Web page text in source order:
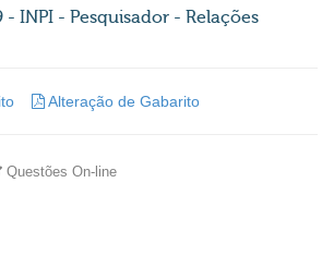
- INPI - Pesquisador - Relações
Alteração de Gabarito
Questões On-line